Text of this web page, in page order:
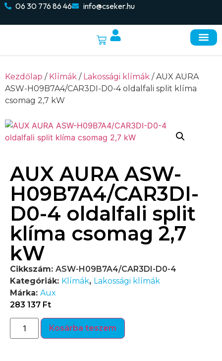
06 30 776 86 46 info@cseker.hu
Kezdőlap / Klímák / Lakossági klímák / AUX AURA
ASW-H09B7A4/CAR3DI-D0-4 oldalfali split klíma
csomag 2,7 kW
AUX AURA ASW-
H09B7A4/CAR3DI-
D0-4 oldalfali split
klíma csomag 2,7
kW
Cikkszám: ASW-H09B7A4/CAR3DI-D0-4
Kategóriák: Klímák, Lakossági klímák
Márka: Aux
283 137 Ft
Kosárba teszem